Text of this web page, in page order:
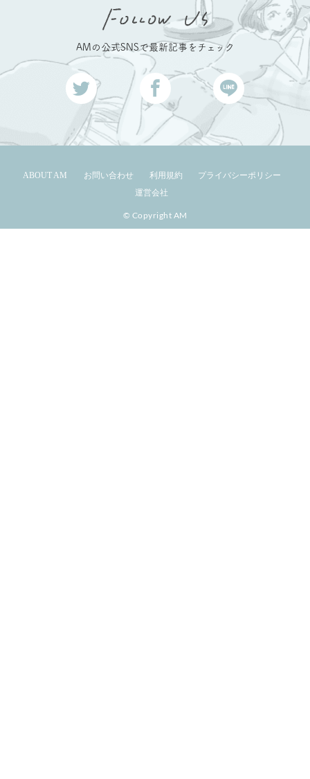
AMの公式SNSで最新記事をチェック
ABOUT AM お問い合わせ 利用規約
プライバシーポリシー
運営会社
© Copyright AM